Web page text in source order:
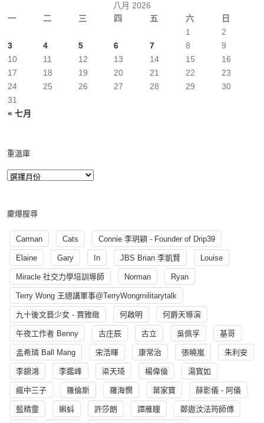
八月 2026
一
二 三 四 五 六 日
« 七月
1
2
3
4 5 6 7 8
9
10
11 12 13 14 15
16
17
18 19 20 21 22
23
24
25 26 27 28 29
30
31
重溫庫
慶爆搜尋
Carman Cats Connie 李玥穎 - Founder of Drip39
Elaine Gary In JBS Brian 李凱賢 Louise
Miracle 社交力學培訓導師 Norman Ryan
Terry Wong 王總講軍事@TerryWongmilitarytalk
九十後文藝少女 - 賈雅緻 何啟明 何爵天導演
午夜工作者 Benny 古庄辰 古立 吳佩孚 基哥
孟希璘 Ball Mang 宋浩暉 康常治 張曉嵐 朱利安
李錦鴻 李鑑峰 梁天琦 楊偉倫 湯寳如
瘋中三子 羅倫斯 羅海憫 葉家寶 薛影儀 - 阿儀
藍精靈 蝌蚪 許莎朗 譚雁瞳 鄭遨汶法筠師傅